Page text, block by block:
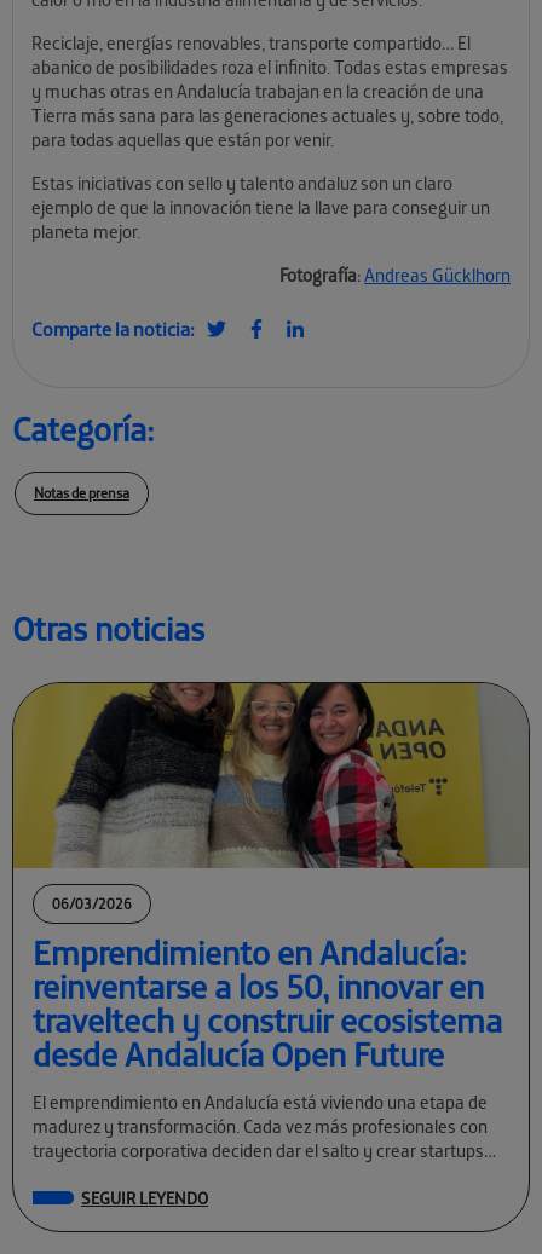
Otras noticias
06/03/2026
Emprendimiento en Andalucía:
reinventarse a los 50, innovar en
traveltech y construir ecosistema
desde Andalucía Open Future
El emprendimiento en Andalucía está viviendo una etapa de
madurez y transformación. Cada vez más profesionales con
trayectoria corporativa deciden dar el salto y crear startups
SEGUIR LEYENDO
Reciclaje, energías renovables, transporte compartido… El
abanico de posibilidades roza el infinito. Todas estas empresas
y muchas otras en Andalucía trabajan en la creación de una
Tierra más sana para las generaciones actuales y, sobre todo,
para todas aquellas que están por venir.
Estas iniciativas con sello y talento andaluz son un claro
ejemplo de que la innovación tiene la llave para conseguir un
planeta mejor.
Fotografía:Andreas Gücklhorn
Comparte la noticia:
Categoría:
Notas de prensa